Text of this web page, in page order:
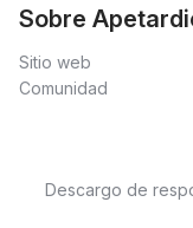
Sobre
Sitio web
Comunidad
Descargo de